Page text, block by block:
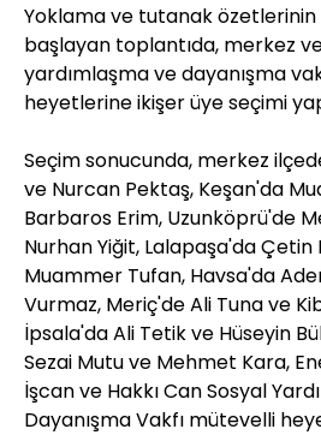
Yoklama ve tutanak özetlerinin
başlayan toplantıda, merkez
yardımlaşma ve dayanışma
heyetlerine ikişer üye seçimi
Seçim sonucunda, merkez
ve Nurcan Pektaş, Keşan'da
Barbaros Erim, Uzunköprü'de
Nurhan Yiğit, Lalapaşa'da Çetin
Muammer Tufan, Havsa'da
Vurmaz, Meriç'de Ali Tuna ve
İpsala'da Ali Tetik ve Hüseyin
Sezai Mutu ve Mehmet Kara,
İşcan ve Hakkı Can Sosyal
Dayanışma Vakfı mütevelli